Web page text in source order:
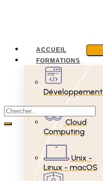
ACCUEIL
FORMATIONS
Développement
Cloud
Computing
Unix -
Linux - macOS